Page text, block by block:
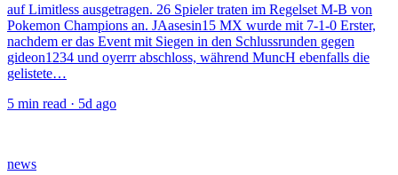
auf Limitless ausgetragen. 26 Spieler traten im Regelset M-B von
Pokemon Champions an. JAasesin15 MX wurde mit 7-1-0 Erster,
nachdem er das Event mit Siegen in den Schlussrunden gegen
gideon1234 und oyerrr abschloss, während MuncH ebenfalls die
gelistete…
5 min read · 5d ago
news